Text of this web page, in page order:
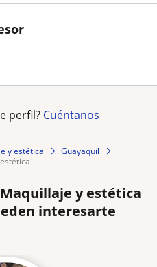
perfil? Cuéntanos
y estética
Guayaquil
y estética
interesarte